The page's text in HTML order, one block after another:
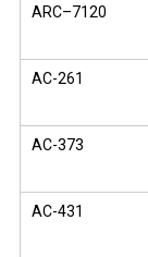
ARC–7120
AC-261
AC-373
AC-431